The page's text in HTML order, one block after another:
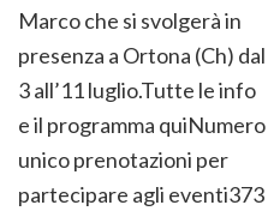
Marco che si svolgerà in
presenza a Ortona (Ch) dal
3 all’11 luglio.Tutte le info
e il programma quiNumero
unico prenotazioni per
partecipare agli eventi373